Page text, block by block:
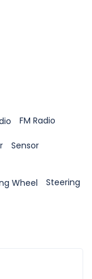
FM Radio
Sensor
Steering